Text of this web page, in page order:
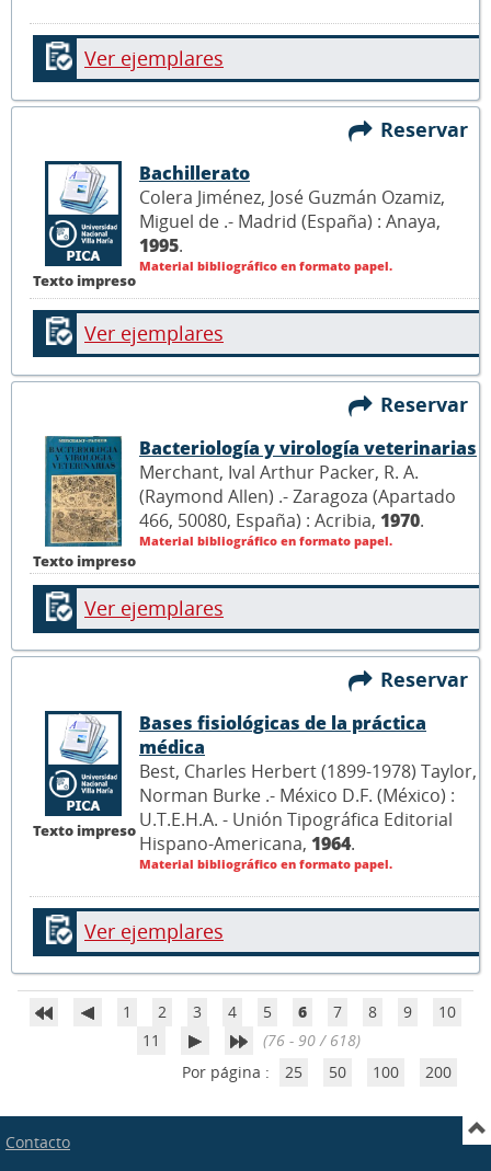
Ver ejemplares
Reservar
Texto impreso
Bachillerato
Colera Jiménez, José Guzmán Ozamiz,
Miguel de .- Madrid (España) : Anaya,
1995.
Material bibliográfico en formato papel.
Ver ejemplares
Reservar
Texto impreso
Bacteriología y virología veterinarias
Merchant, Ival Arthur Packer, R. A.
(Raymond Allen) .- Zaragoza (Apartado
466, 50080, España) : Acribia, 1970.
Material bibliográfico en formato papel.
Ver ejemplares
Reservar
Texto impreso
Bases fisiológicas de la práctica
médica
Best, Charles Herbert (1899-1978) Taylor,
Norman Burke .- México D.F. (México) :
U.T.E.H.A. - Unión Tipográfica Editorial
Hispano-Americana, 1964.
Material bibliográfico en formato papel.
Ver ejemplares
1 2 3 4 5 6 7 8 9
10
11
(76 - 90 / 618)
Por página :
25 50 100 200
Contacto